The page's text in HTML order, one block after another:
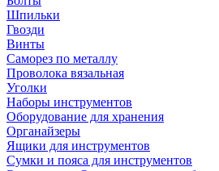
Шпильки
Гвозди
Винты
Саморез по металлу
Проволока вязальная
Уголки
Наборы инструментов
Оборудование для хранения
Органайзеры
Ящики для инструментов
Сумки и пояса для инструментов